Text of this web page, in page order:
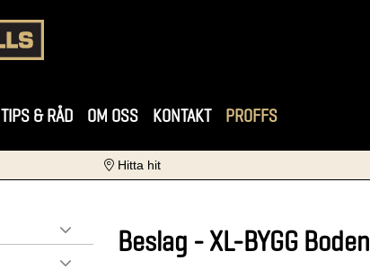
TIPS & RÅD OM OSS KONTAKT PROFFS
Hitta hit
Beslag - XL-BYGG Boden